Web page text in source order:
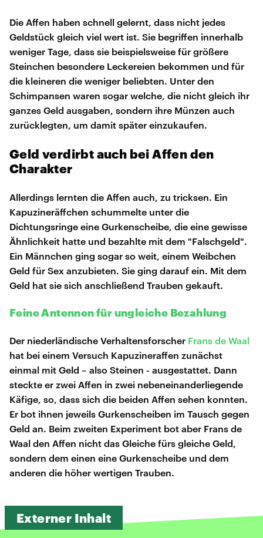
Die Affen haben schnell gelernt, dass nicht jedes
Geldstück gleich viel wert ist. Sie begriffen innerhalb
weniger Tage, dass sie beispielsweise für größere
Steinchen besondere Leckereien bekommen und für
die kleineren die weniger beliebten. Unter den
Schimpansen waren sogar welche, die nicht gleich ihr
ganzes Geld ausgaben, sondern ihre Münzen auch
zurücklegten, um damit später einzukaufen.
Geld verdirbt auch bei Affen den
Charakter
Allerdings lernten die Affen auch, zu tricksen. Ein
Kapuzineräffchen schummelte unter die
Dichtungsringe eine Gurkenscheibe, die eine gewisse
Ähnlichkeit hatte und bezahlte mit dem "Falschgeld".
Ein Männchen ging sogar so weit, einem Weibchen
Geld für Sex anzubieten. Sie ging darauf ein. Mit dem
Geld hat sie sich anschließend Trauben gekauft.
Feine Antennen für ungleiche Bezahlung
Der niederländische Verhaltensforscher Frans de Waal
hat bei einem Versuch Kapuzineraffen zunächst
einmal mit Geld – also Steinen - ausgestattet. Dann
steckte er zwei Affen in zwei nebeneinanderliegende
Käfige, so, dass sich die beiden Affen sehen konnten.
Er bot ihnen jeweils Gurkenscheiben im Tausch gegen
Geld an. Beim zweiten Experiment bot aber Frans de
Waal den Affen nicht das Gleiche fürs gleiche Geld,
sondern dem einen eine Gurkenscheibe und dem
anderen die höher wertigen Trauben.
Externer Inhalt